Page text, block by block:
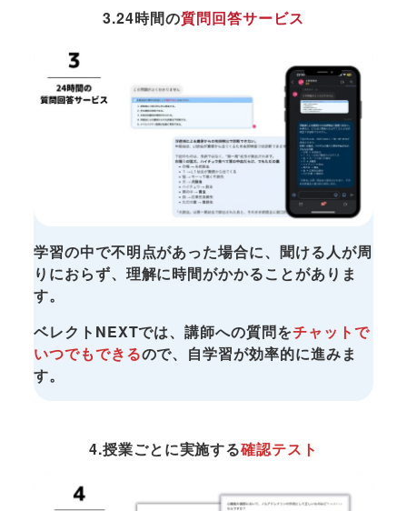
3.24時間の質問回答サービス
学習の中で不明点があった場合に、聞ける人が周
りにおらず、理解に時間がかかることがありま
す。
ベレクトNEXTでは、講師への質問をチャットで​
いつでもできるので、自学習が効率的に進みま
す。
4.授業ごとに実施する確認テスト